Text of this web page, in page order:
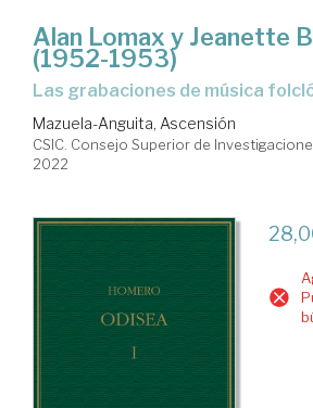
Alan Lomax y Jeanette
(1952-1953)
las grabaciones de música
Mazuela-Anguita, Ascensión
CSIC. Consejo Superior de
2022